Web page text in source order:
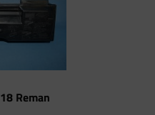
Reman